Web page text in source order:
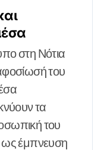
στη Νότια
του
τα
του
ως έμπνευση